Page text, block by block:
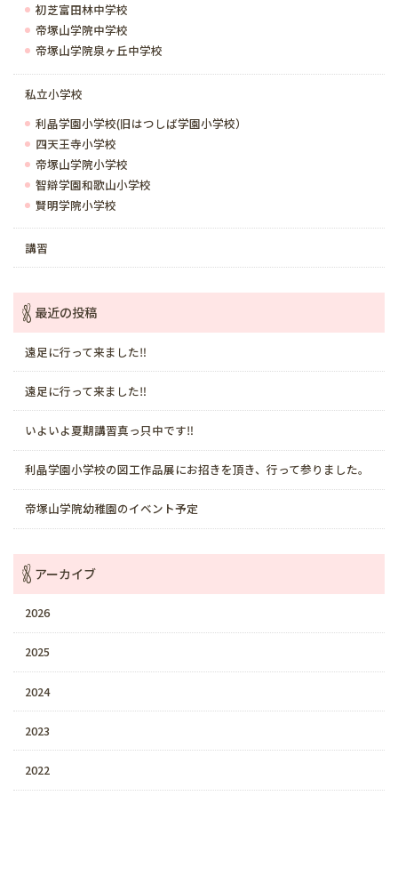
初芝富田林中学校
帝塚山学院中学校
帝塚山学院泉ヶ丘中学校
私立小学校
利晶学園小学校(旧はつしば学園小学校）
四天王寺小学校
帝塚山学院小学校
智辯学園和歌山小学校
賢明学院小学校
講習
最近の投稿
遠足に行って来ました‼️
遠足に行って来ました‼️
いよいよ夏期講習真っ只中です‼️
利晶学園小学校の図工作品展にお招きを頂き、行って参りました。
帝塚山学院幼稚園のイベント予定
アーカイブ
2026
2025
2024
2023
2022